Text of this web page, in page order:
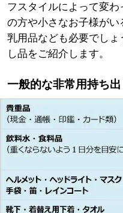
フスタイルによって変
の方や小さなお子様が
乳用品なども必要でし
し品をご紹介します。
一般的な非常用持ち